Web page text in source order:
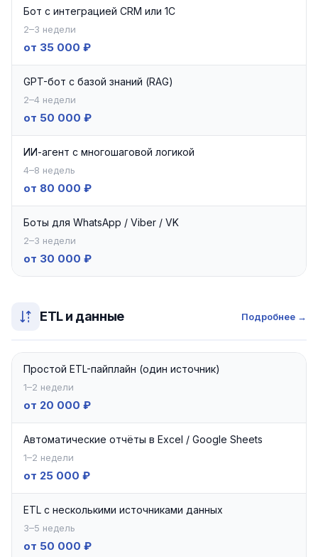
Бот с интеграцией CRM или 1С
2–3 недели
от 35 000 ₽
GPT-бот с базой знаний (RAG)
2–4 недели
от 50 000 ₽
ИИ-агент с многошаговой логикой
4–8 недель
от 80 000 ₽
Боты для WhatsApp / Viber / VK
2–3 недели
от 30 000 ₽
ETL и данные Подробнее →
Простой ETL-пайплайн (один источник)
1–2 недели
от 20 000 ₽
Автоматические отчёты в Excel / Google Sheets
1–2 недели
от 25 000 ₽
ETL с несколькими источниками данных
3–5 недель
от 50 000 ₽